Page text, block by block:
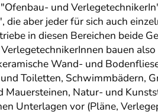
und
die aber jeder für sich auch
in diesen Bereichen beide
bauen
Wand- und
Toiletten, Schwimmbädern,
Mauersteinen, Natur- und
Unterlagen vor (Pläne,